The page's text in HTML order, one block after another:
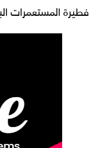
فطيرة المستعمرات